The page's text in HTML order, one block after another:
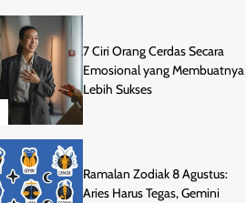
7 Ciri Orang Cerdas Secara
Emosional yang Membuatnya
Lebih Sukses
Ramalan Zodiak 8 Agustus:
Aries Harus Tegas, Gemini